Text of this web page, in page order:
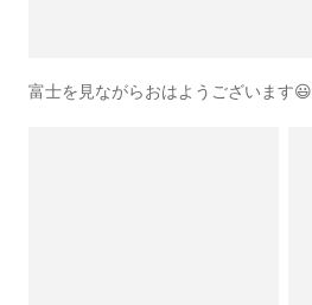
富士を見ながらおはようございます😃